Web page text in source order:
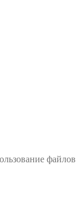
файлов